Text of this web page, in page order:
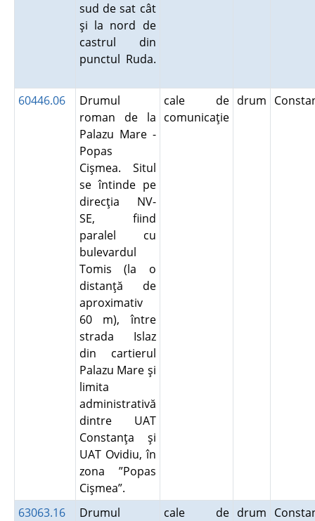
sud de sat cât
şi la nord de
castrul din
punctul Ruda.
60446.06
Drumul
roman de la
Palazu Mare -
Popas
Cişmea. Situl
se întinde pe
direcţia NV-
SE, fiind
paralel cu
bulevardul
Tomis (la o
distanţă de
aproximativ
60 m), între
strada Islaz
din cartierul
Palazu Mare şi
limita
administrativă
dintre UAT
Constanţa şi
UAT Ovidiu, în
zona ”Popas
Cişmea”.
cale de
comunicaţie
drum
63063.16
Drumul
cale de drum